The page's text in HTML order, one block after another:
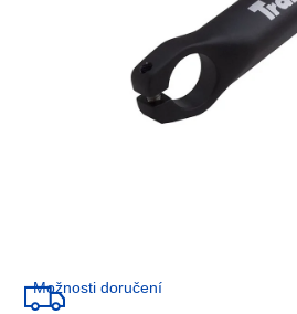
Možnosti doručení